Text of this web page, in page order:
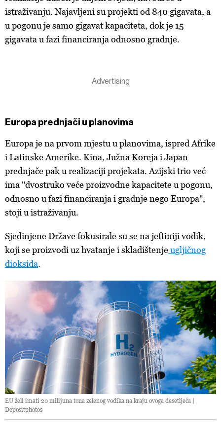
istraživanju. Najavljeni su projekti od 840 gigavata, a
u pogonu je samo gigavat kapaciteta, dok je 15
gigavata u fazi financiranja odnosno gradnje.
Europa prednjači u planovima
Europa je na prvom mjestu u planovima, ispred Afrike
i Latinske Amerike. Kina, Južna Koreja i Japan
prednjače pak u realizaciji projekata. Azijski trio već
ima "dvostruko veće proizvodne kapacitete u pogonu,
odnosno u fazi financiranja i gradnje nego Europa",
stoji u istraživanju.
Sjedinjene Države fokusirale su se na jeftiniji vodik,
koji se proizvodi uz hvatanje i skladištenjeugljičnog
dioksida.
EU želi imati 20 milijuna tona zelenog vodika na kraju ovoga desetljeća |
Depositphotos